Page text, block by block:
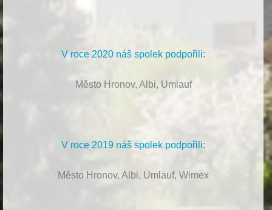
V roce 2020 náš spolek podpořili:
Město Hronov, Albi, Umlauf
V roce 2019 náš spolek podpořili:
Město Hronov, Albi, Umlauf, Wimex